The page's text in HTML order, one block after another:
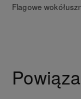
Flagowe